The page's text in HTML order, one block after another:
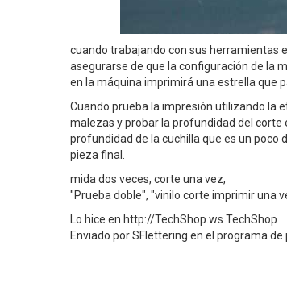
cuando trabajando con sus herramientas
asegurarse de que la configuración de la
en la máquina imprimirá una estrella que
Cuando prueba la impresión utilizando la
malezas y probar la profundidad del corte
profundidad de la cuchilla que es un poco
pieza final.
mida dos veces, corte una vez,
"Prueba doble", "vinilo corte imprimir una
Lo hice en http://TechShop.ws TechShop
Enviado por SFlettering en el programa